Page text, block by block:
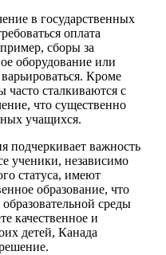
в государственных
оплата
сборы за
оборудование или
Кроме
часто сталкиваются с
что существенно
учащихся.
подчеркивает важность
ученики, независимо
статуса, имеют
образование, что
среды
качественное и
детей, Канада